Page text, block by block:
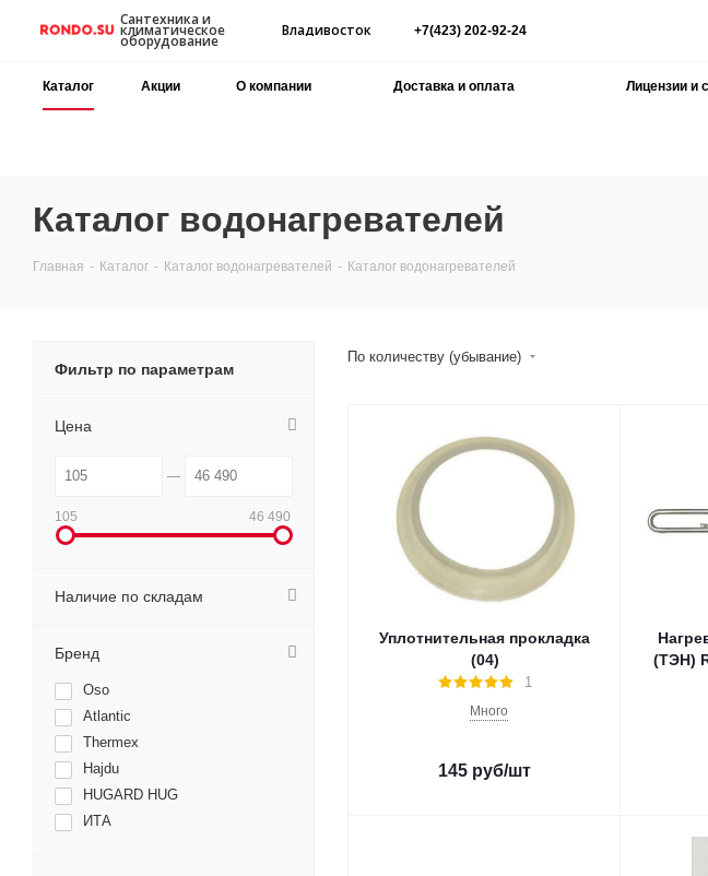
Сантехника и
климатическое
оборудование
Владивосток +7(423) 202-92-24
Каталог Акции О компании Доставка и оплата Лицензии и
Каталог водонагревателей
Главная - Каталог - Каталог водонагревателей - Каталог водонагревателей
По количеству (убывание)
Уплотнительная прокладка
(04)
1
Много
145 руб/шт
(ТЭН)
Фильтр по параметрам
Цена
105 46 490
Наличие по складам
Бренд
Oso
Atlantic
Thermex
Hajdu
HUGARD HUG
ИТА